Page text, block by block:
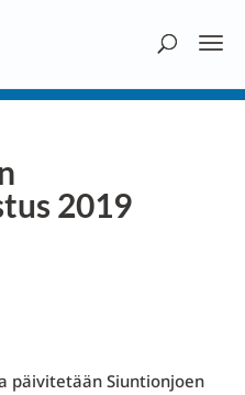
2019
päivitetään Siuntionjoen